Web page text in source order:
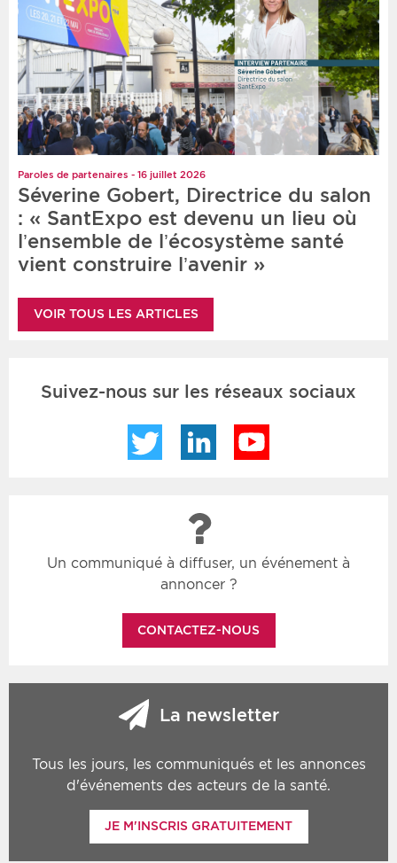
Paroles de partenaires - 16 juillet 2026
Séverine Gobert, Directrice du salon
: « SantExpo est devenu un lieu où
l’ensemble de l’écosystème santé
vient construire l’avenir »
VOIR TOUS LES ARTICLES
Suivez-nous sur les réseaux sociaux
Twitter LinkedIn
Un communiqué à diffuser, un événement à
annoncer ?
CONTACTEZ-NOUS
La newsletter
Tous les jours, les communiqués et les annonces
d'événements des acteurs de la santé.
JE M'INSCRIS GRATUITEMENT